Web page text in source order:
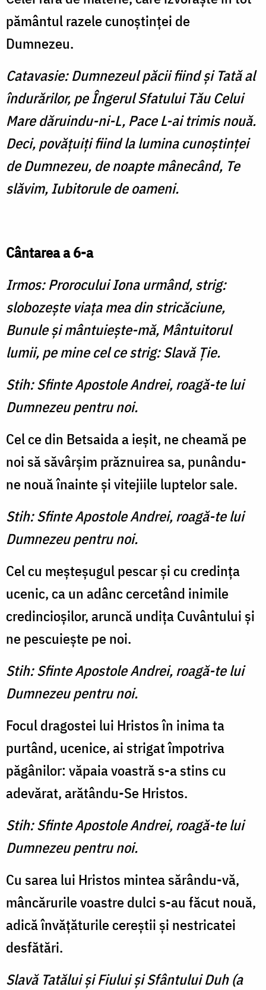
pământul razele cunoştinţei de
Dumnezeu.
Catavasie: Dumnezeul păcii fiind şi Tată al
îndurărilor, pe Îngerul Sfatului Tău Celui
Mare dăruindu-ni-L, Pace L-ai trimis nouă.
Deci, povăţuiţi fiind la lumina cunoştinţei
de Dumnezeu, de noapte mânecând, Te
slăvim, Iubitorule de oameni.
Cântarea a 6-a
Irmos: Prorocului Iona urmând, strig:
slobozeşte viaţa mea din stricăciune,
Bunule şi mântuieşte-mă, Mântuitorul
lumii, pe mine cel ce strig: Slavă Ţie.
Stih: Sfinte Apostole Andrei, roagă-te lui
Dumnezeu pentru noi.
Cel ce din Betsaida a ieşit, ne cheamă pe
noi să săvârşim prăznuirea sa, punându-
ne nouă înainte şi vitejiile luptelor sale.
Stih: Sfinte Apostole Andrei, roagă-te lui
Dumnezeu pentru noi.
Cel cu meşteşugul pescar şi cu credinţa
ucenic, ca un adânc cercetând inimile
credincioşilor, aruncă undiţa Cuvântului şi
ne pescuieşte pe noi.
Stih: Sfinte Apostole Andrei, roagă-te lui
Dumnezeu pentru noi.
Focul dragostei lui Hristos în inima ta
purtând, ucenice, ai strigat împotriva
păgânilor: văpaia voastră s-a stins cu
adevărat, arătându-Se Hristos.
Stih: Sfinte Apostole Andrei, roagă-te lui
Dumnezeu pentru noi.
Cu sarea lui Hristos mintea sărându-vă,
mâncărurile voastre dulci s-au făcut nouă,
adică învăţăturile cereştii şi nestricatei
desfătări.
Slavă Tatălui şi Fiului şi Sfântului Duh (a